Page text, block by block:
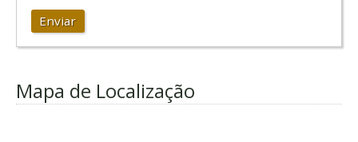
Enviar
Mapa de Localização